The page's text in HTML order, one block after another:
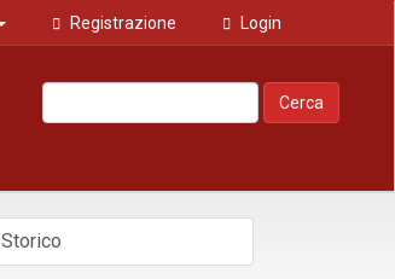
Registrazione Login
Cerca